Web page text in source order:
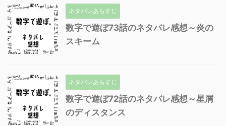
ネタバレあらすじ
数字で遊ぼ73話のネタバレ感想～炎の
スキーム
ネタバレあらすじ
数字で遊ぼ72話のネタバレ感想～星屑
のディスタンス